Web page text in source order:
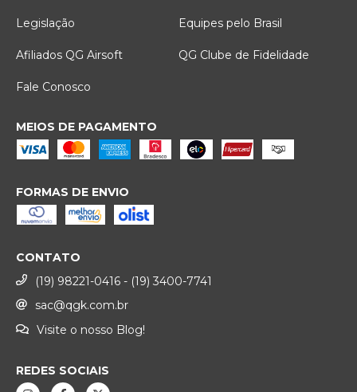
Legislação Equipes pelo Brasil
Afiliados QG Airsoft QG Clube de Fidelidade
Fale Conosco
MEIOS DE PAGAMENTO
FORMAS DE ENVIO
CONTATO
(19) 98221-0416 - (19) 3400-7741
sac@qgk.com.br
Visite o nosso Blog!
REDES SOCIAIS